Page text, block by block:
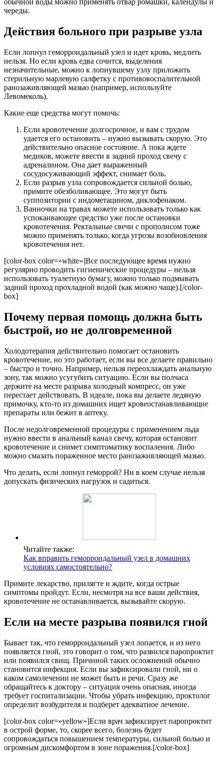
обычной воды можно применять отвар ромашки, календулы и
череды.
Действия больного при разрыве узла
Если лопнул геморроидальный узел и идет кровь, медлить
нельзя. Но если кровь едва сочится, выделения
незначительные, можно к лопнувшему узлу приложить
стерильную марлевую салфетку с противовоспалительной
ранозаживляющей мазью (например, используйте
Левомеколь).
Какие еще средства могут помочь:
Если кровотечение долгосрочное, и вам с трудом
удается его остановить – нужно вызывать скорую. Это
действительно опасное состояние. А пока ждете
медиков, можете ввести в задний проход свечу с
адреналином. Она дает выраженный
сосудосуживающий эффект, снимает боль.
Если разрыв узла сопровождается сильной болью,
примите обезболивающее. Это могут быть
суппозитории с индометацином, диклофенаком.
Ванночки на травах можете использовать только как
успокаивающее средство уже после остановки
кровотечения. Ректальные свечи с прополисом тоже
можно применять только, когда угрозы возобновления
кровотечения нет.
[color-box color=»white»]Все последующее время нужно
регулярно проводить гигиенические процедуры – нельзя
использовать туалетную бумагу, можно только подмывать
задний проход прохладной водой (как можно чаще).[/color-
box]
Почему первая помощь должна быть
быстрой, но не долговременной
Холодотерапия действительно помогает остановить
кровотечение, но это работает, если вы все делаете правильно
– быстро и точно. Например, нельзя переохлаждать анальную
зону, так можно усугубить ситуацию. Если вы полчаса
держите на месте разрыва холодный компресс, он уже
перестает действовать. В идеале, пока вы делаете ледяную
примочку, кто-то из домашних ищет кровеостанавливающие
препараты или бежит в аптеку.
После недолговременной процедуры с применением льда
нужно ввести в анальный канал свечу, которая остановит
кровотечение и снимет симптоматику воспаления. Либо
можно смазать пораженное место ранозаживляющей мазью.
Что делать, если лопнул геморрой? Ни в коем случае нельзя
допускать физических нагрузок и садиться.
Читайте также:
Как вправить геморроидальный узел в домашних
условиях самостоятельно?
Примите лекарство, прилягте и ждите, когда острые
симптомы пройдут. Если, несмотря на все ваши действия,
кровотечение не останавливается, вызывайте скорую.
Если на месте разрыва появился гной
Бывает так, что геморроидальный узел лопается, и из него
появляется гной, это говорит о том, что развился паропроктит
или появился свищ. Причиной таких осложнений обычно
становится инфекция. Если вы зафиксировали гной, ни о
каком самолечении не может быть и речи. Сразу же
обращайтесь к доктору – ситуация очень опасная, иногда
требует госпитализации. Чтобы убрать инфекцию, проктолог
определит возбудителя и подберет адекватное лечение.
[color-box color=»yellow»]Если врач зафиксирует паропроктит
в острой форме, то, скорее всего, болезнь будет
сопровождаться повышением температуры, сильной болью и
огромным дискомфортом в зоне поражения.[/color-box]